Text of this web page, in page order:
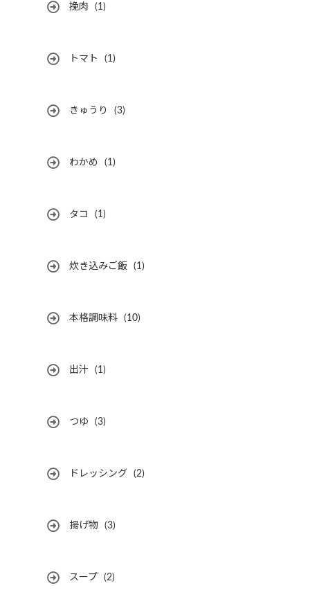
挽肉 (1)
トマト (1)
きゅうり (3)
わかめ (1)
タコ (1)
炊き込みご飯 (1)
本格調味料 (10)
出汁 (1)
つゆ (3)
ドレッシング (2)
揚げ物 (3)
スープ (2)